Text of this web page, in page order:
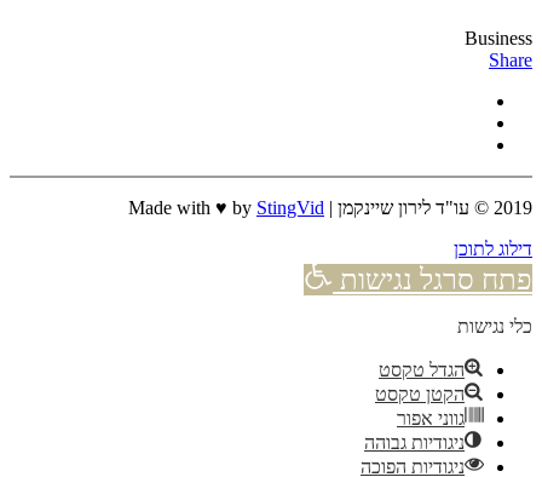
Business
Share
2019 © עו"ד לירון שיינקמן | Made with ♥ by
StingVid
דילוג לתוכן
פתח סרגל נגישות
כלי נגישות
הגדל טקסט
הקטן טקסט
גווני אפור
ניגודיות גבוהה
ניגודיות הפוכה